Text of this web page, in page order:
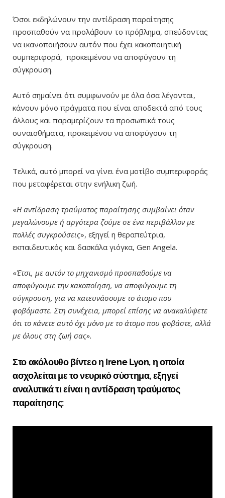
Όσοι εκδηλώνουν την αντίδραση παραίτησης
προσπαθούν να προλάβουν το πρόβλημα, σπεύδοντας
να ικανοποιήσουν αυτόν που έχει κακοποιητική
συμπεριφορά, προκειμένου να αποφύγουν τη
σύγκρουση.
Αυτό σημαίνει ότι συμφωνούν με όλα όσα λέγονται,
κάνουν μόνο πράγματα που είναι αποδεκτά από τους
άλλους και παραμερίζουν τα προσωπικά τους
συναισθήματα, προκειμένου να αποφύγουν τη
σύγκρουση.
Τελικά, αυτό μπορεί να γίνει ένα μοτίβο συμπεριφοράς
που μεταφέρεται στην ενήλικη ζωή.
«Η αντίδραση τραύματος παραίτησης συμβαίνει όταν
μεγαλώνουμε ή αργότερα ζούμε σε ένα περιβάλλον με
πολλές συγκρούσεις», εξηγεί η θεραπεύτρια,
εκπαιδευτικός και δασκάλα γιόγκα, Gen Angela.
«Έτσι, με αυτόν το μηχανισμό προσπαθούμε να
αποφύγουμε την κακοποίηση, να αποφύγουμε τη
σύγκρουση, για να κατευνάσουμε το άτομο που
φοβόμαστε. Στη συνέχεια, μπορεί επίσης να ανακαλύψετε
ότι το κάνετε αυτό όχι μόνο με το άτομο που φοβάστε, αλλά
με όλους στη ζωή σας».
Στο ακόλουθο βίντεο η Irene Lyon, η οποία
ασχολείται με το νευρικό σύστημα, εξηγεί
αναλυτικά τι είναι η αντίδραση τραύματος
παραίτησης: